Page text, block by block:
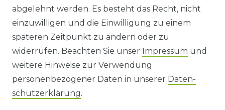
HINWEISE ZUR BATTERIEENTSORGUNG
IMPRESSUM
AGB UND KUNDENINFORMATIONEN
DATENSCHUTZERKLÄRUNG
abgelehnt werden. Es besteht das Recht, nicht
einzuwilligen und die Einwilligung zu einem
späteren Zeitpunkt zu ändern oder zu
widerrufen. Beachten Sie unser Impressum und
weitere Hinweise zur Verwendung
personenbezogener Daten in unserer Daten­
schutz­erklärung.